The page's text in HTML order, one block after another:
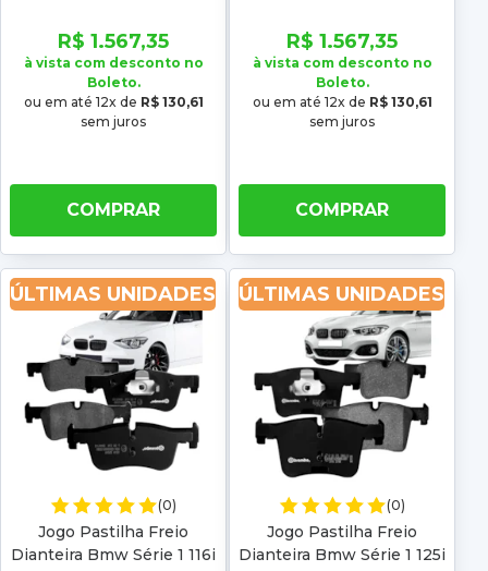
R$ 1.567,35
à vista com desconto no
Boleto.
ou em até 12x de R$ 130,61
sem juros
COMPRAR
Low metal
R$ 1.567,35
à vista com desconto no
Boleto.
ou em até 12x de R$ 130,61
sem juros
COMPRAR
ÚLTIMAS UNIDADES
(0)
Jogo Pastilha Freio
Dianteira Bmw Série 1 116i
ÚLTIMAS UNIDADES
(0)
Jogo Pastilha Freio
Dianteira Bmw Série 1 125i